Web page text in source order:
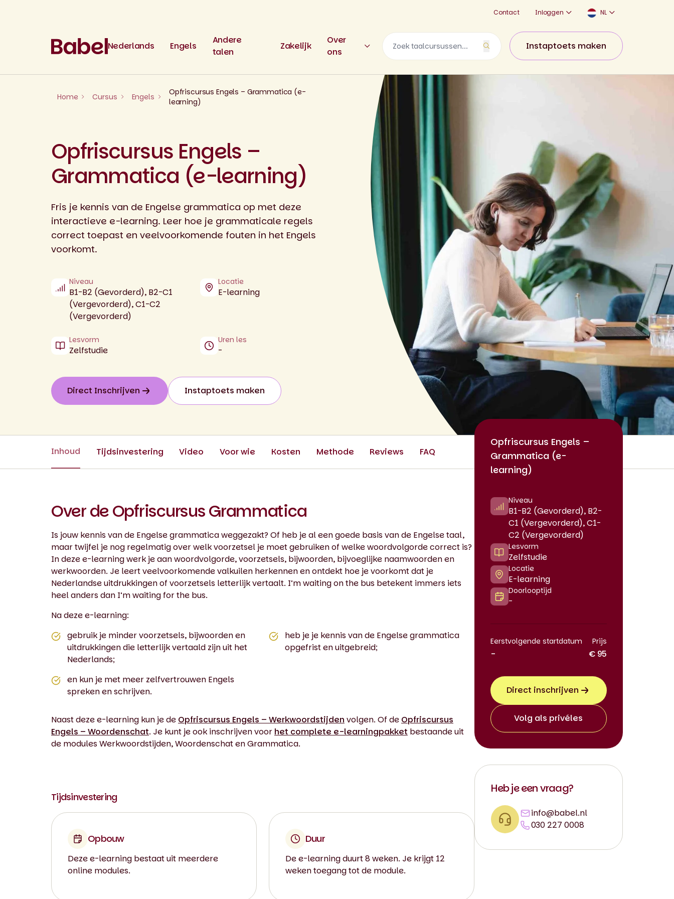
Contact Inloggen NL
Nederlands Engels
Andere
talen
Zakelijk
Over
ons
Instaptoets maken
Home Cursus Engels
Opfriscursus Engels – Grammatica (e-
learning)
Opfriscursus Engels –
Grammatica (e-learning)
Fris je kennis van de Engelse grammatica op met deze
interactieve e-learning. Leer hoe je grammaticale regels
correct toepast en veelvoorkomende fouten in het Engels
voorkomt.
Niveau
B1-B2 (Gevorderd), B2-C1
(Vergevorderd), C1-C2
(Vergevorderd)
Locatie
E-learning
Lesvorm
Zelfstudie
Uren les
-
Direct Inschrijven Instaptoets maken
Inhoud Tijdsinvestering Video Voor wie Kosten Methode Reviews FAQ
Over de Opfriscursus Grammatica
Is jouw kennis van de Engelse grammatica weggezakt? Of heb je al een goede basis van de Engelse taal,
maar twijfel je nog regelmatig over welk voorzetsel je moet gebruiken of welke woordvolgorde correct is?
In deze e-learning werk je aan woordvolgorde, voorzetsels, bijwoorden, bijvoeglijke naamwoorden en
werkwoorden. Je leert veelvoorkomende valkuilen herkennen en ontdekt hoe je voorkomt dat je
Nederlandse uitdrukkingen of voorzetsels letterlijk vertaalt. I’m waiting on the bus betekent immers iets
heel anders dan I’m waiting for the bus.
Na deze e-learning:
gebruik je minder voorzetsels, bijwoorden en
uitdrukkingen die letterlijk vertaald zijn uit het
Nederlands;
heb je je kennis van de Engelse grammatica
opgefrist en uitgebreid;
en kun je met meer zelfvertrouwen Engels
spreken en schrijven.
Naast deze e-learning kun je de Opfriscursus Engels – Werkwoordstijden volgen. Of de Opfriscursus
Engels – Woordenschat. Je kunt je ook inschrijven voor het complete e-learningpakket bestaande uit
de modules Werkwoordstijden, Woordenschat en Grammatica.
Tijdsinvestering
Opbouw
Deze e-learning bestaat uit meerdere
online modules.
Duur
De e-learning duurt 8 weken. Je krijgt 12
weken toegang tot de module.
Opfriscursus Engels –
Grammatica (e-
learning)
Niveau
B1-B2 (Gevorderd), B2-
C1 (Vergevorderd), C1-
C2 (Vergevorderd)
Lesvorm
Zelfstudie
Locatie
E-learning
Doorlooptijd
-
Eerstvolgende startdatum
-
Prijs
€ 95
Direct inschrijven
Volg als privéles
Heb je een vraag?
info@babel.nl
030 227 0008